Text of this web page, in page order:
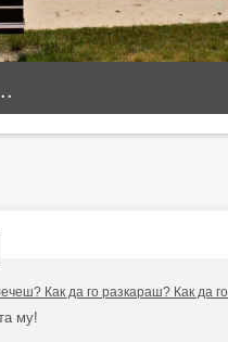
Как да го разкараш? Как да
му!